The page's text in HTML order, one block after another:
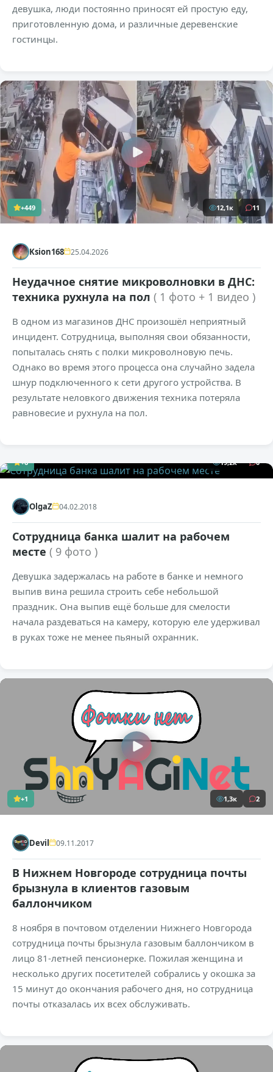
девушка, люди постоянно приносят ей простую еду,
приготовленную дома, и различные деревенские
гостинцы.
+449 12,1к 11
Ksion168 25.04.2026
Неудачное снятие микроволновки в ДНС:
техника рухнула на пол ( 1 фото + 1 видео )
В одном из магазинов ДНС произошёл неприятный
инцидент. Сотрудница, выполняя свои обязанности,
попыталась снять с полки микроволновую печь.
Однако во время этого процесса она случайно задела
шнур подключенного к сети другого устройства. В
результате неловкого движения техника потеряла
равновесие и рухнула на пол.
+6 19,2к 0
OlgaZ 04.02.2018
Сотрудница банка шалит на рабочем
месте ( 9 фото )
Девушка задержалась на работе в банке и немного
выпив вина решила строить себе небольшой
праздник. Она выпив ещё больше для смелости
начала раздеваться на камеру, которую еле удерживал
в руках тоже не менее пьяный охранник.
+1 1,3к 2
Devil 09.11.2017
В Нижнем Новгороде сотрудница почты
брызнула в клиентов газовым
баллончиком
8 ноября в почтовом отделении Нижнего Новгорода
сотрудница почты брызнула газовым баллончиком в
лицо 81-летней пенсионерке. Пожилая женщина и
несколько других посетителей собрались у окошка за
15 минут до окончания рабочего дня, но сотрудница
почты отказалась их всех обслуживать.